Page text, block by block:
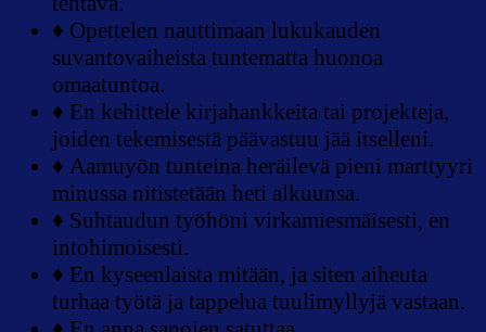
♦ Opettelen nauttimaan lukukauden
suvantovaiheista tuntematta huonoa
omaatuntoa.
♦ En kehittele kirjahankkeita tai projekteja,
joiden tekemisestä päävastuu jää itselleni.
♦ Aamuyön tunteina heräilevä pieni marttyyri
minussa nitistetään heti alkuunsa.
♦ Suhtaudun työhöni virkamiesmäisesti, en
intohimoisesti.
♦ En kyseenlaista mitään, ja siten aiheuta
turhaa työtä ja tappelua tuulimyllyjä vastaan.